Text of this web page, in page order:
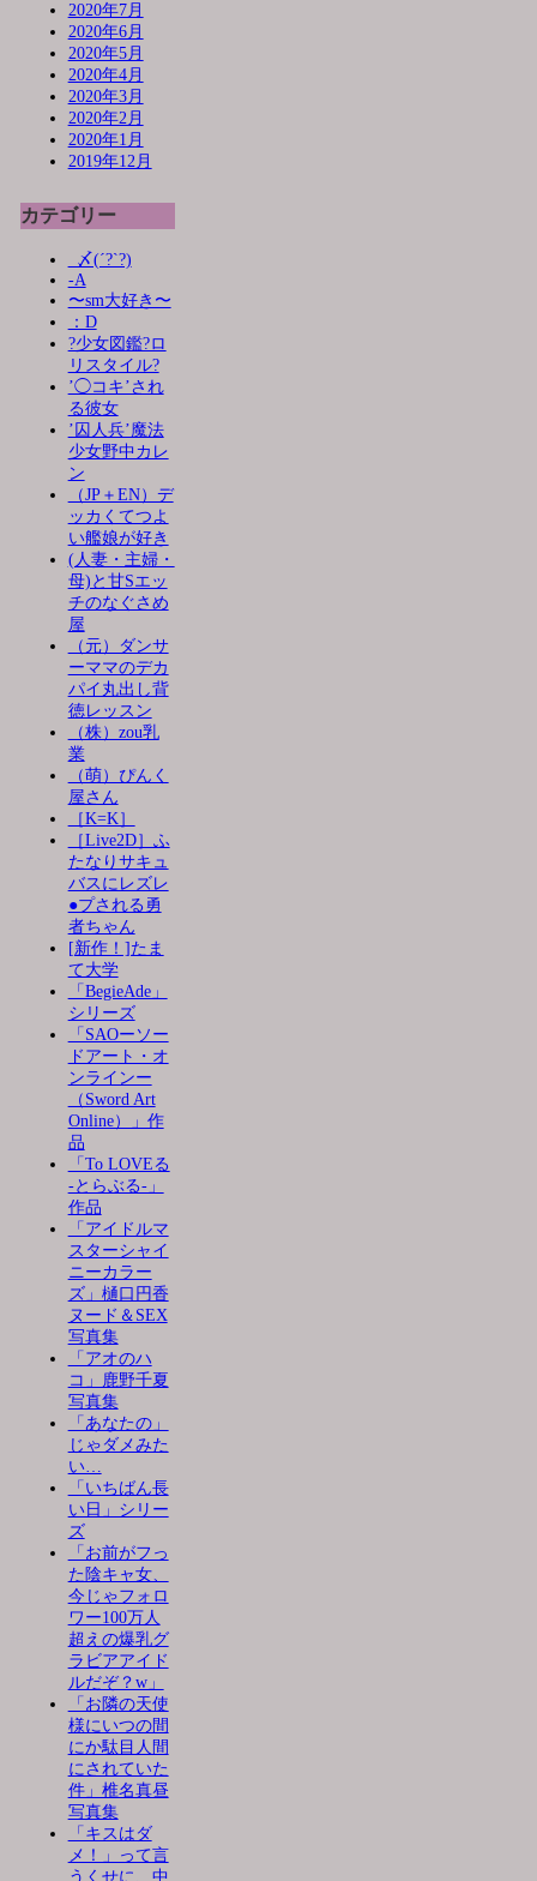
2020年7月
2020年6月
2020年5月
2020年4月
2020年3月
2020年2月
2020年1月
2019年12月
カテゴリー
_〆(´?`?)
-A
〜sm大好き〜
：D
?少女図鑑?ロ
リスタイル?
’◯コキ’され
る彼女
’囚人兵’魔法
少女野中カレ
ン
（JP＋EN）デ
ッカくてつよ
い艦娘が好き
(人妻・主婦・
母)と甘Sエッ
チのなぐさめ
屋
（元）ダンサ
ーママのデカ
パイ丸出し背
徳レッスン
（株）zou乳
業
（萌）ぴんく
屋さん
［K=K］
［Live2D］ふ
たなりサキュ
バスにレズレ
●プされる勇
者ちゃん
[新作！]たま
て大学
「BegieAde」
シリーズ
「SAOーソー
ドアート・オ
ンラインー
（Sword Art
Online）」作
品
「To LOVEる
-とらぶる-」
作品
「アイドルマ
スターシャイ
ニーカラー
ズ」樋口円香
ヌード＆SEX
写真集
「アオのハ
コ」鹿野千夏
写真集
「あなたの」
じゃダメみた
い…
「いちばん長
い日」シリー
ズ
「お前がフっ
た陰キャ女、
今じゃフォロ
ワー100万人
超えの爆乳グ
ラビアアイド
ルだぞ？w」
「お隣の天使
様にいつの間
にか駄目人間
にされていた
件」椎名真昼
写真集
「キスはダ
メ！」って言
うくせに、中